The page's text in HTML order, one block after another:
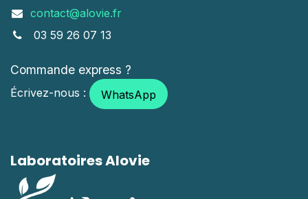
contact@alovie.fr
03 59 26 07 13
Commande express ?
Écrivez-nous : WhatsApp
Laboratoires Alovie